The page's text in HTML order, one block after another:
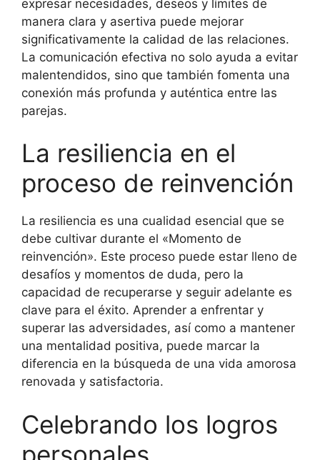
expresar necesidades, deseos y límites de
manera clara y asertiva puede mejorar
significativamente la calidad de las relaciones.
La comunicación efectiva no solo ayuda a evitar
malentendidos, sino que también fomenta una
conexión más profunda y auténtica entre las
parejas.
La resiliencia en el
proceso de reinvención
La resiliencia es una cualidad esencial que se
debe cultivar durante el «Momento de
reinvención». Este proceso puede estar lleno de
desafíos y momentos de duda, pero la
capacidad de recuperarse y seguir adelante es
clave para el éxito. Aprender a enfrentar y
superar las adversidades, así como a mantener
una mentalidad positiva, puede marcar la
diferencia en la búsqueda de una vida amorosa
renovada y satisfactoria.
Celebrando los logros
personales